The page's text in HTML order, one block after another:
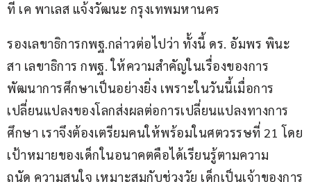
ที เค พาเลส แจ้งวัฒนะ กรุงเทพมหานคร
รองเลขาธิการกพฐ.กล่าวต่อไปว่า ทั้งนี้ ดร. อัมพร พินะ
สา เลขาธิการ กพฐ. ให้ความสำคัญในเรื่องของการ
พัฒนาการศึกษาเป็นอย่างยิ่ง เพราะในวันนี้เมื่อการ
เปลี่ยนแปลงของโลกส่งผลต่อการเปลี่ยนแปลงทางการ
ศึกษา เราจึงต้องเตรียมคนให้พร้อมในศตวรรษที่ 21 โดย
เป้าหมายของเด็กในอนาคตคือได้เรียนรู้ตามความ
ถนัด ความสนใจ เหมาะสมกับช่วงวัย เด็กเป็นเจ้าของการ